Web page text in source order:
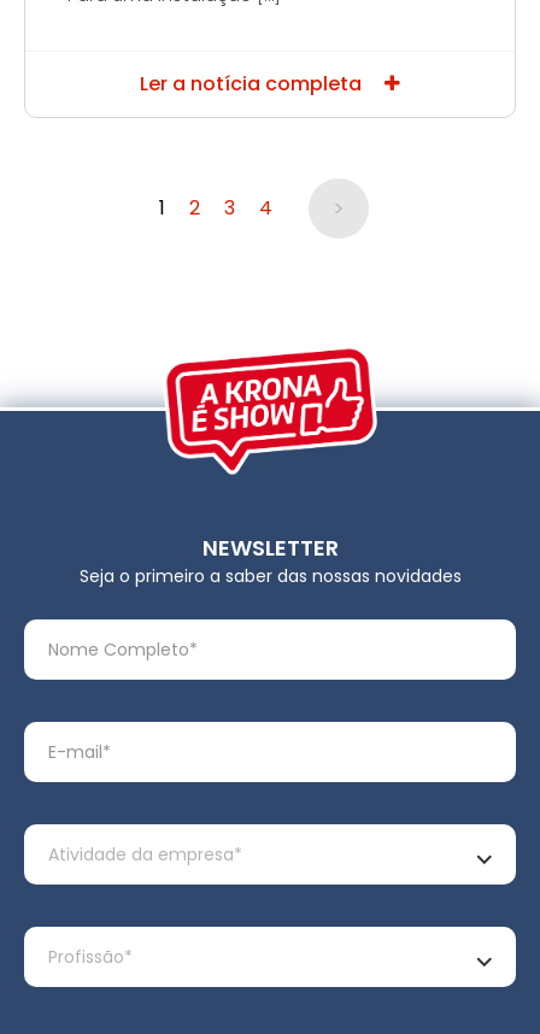
Ler a notícia completa
1 2 3 4 >
NEWSLETTER
Seja o primeiro a saber das nossas novidades